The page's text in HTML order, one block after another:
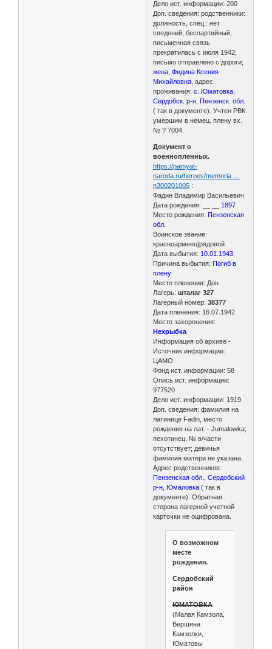
Дело ист. информации: 200
Доп. сведения: родственники:
должность, спец.: нет
сведений; беспартийный;
письменная связь
прекратилась с июля 1942;
письмо отправлено с дороги;
жена, Фидина Ксения
Михайловна , адрес
проживания:с. Юматовка,
Сердобск. р-н, Пензенск. обл.
( так в документе). Учтен РВК
умершим в немец. плену вх.
№ ? 7004.
Документ о
военнопленных.
https://pamyat-
naroda.ru/heroes/memoria …
n300201005 :
Фадин Владимир Васильевич
Дата рождения: __.__. 1897
Место рождения:Пензенская
обл.
Воинское звание:
красноармеец|рядовой
Дата выбытия: 10.01.1943
Причина выбытия:Погиб в
плену
Место пленения: Дон
Лагерь: шталаг 327
Лагерный номер:38377
Дата пленения: 16.07.1942
Место захоронения:
Нехрыбка
Информация об архиве -
Источник информации:
ЦАМО
Фонд ист. информации: 58
Опись ист. информации:
977520
Дело ист. информации: 1919
Доп. сведения: фамилия на
латинице Fadin, место
рождения на лат. - Jumalowka;
пехотинец, № в/части
отсутствует; девичья
фамилия матери не указана.
Адрес родственников:
Пензенская обл., Сердобский
р-н, Юмаловка ( так в
документе). Обратная
сторона лагерной учетной
карточки не оцифрована.
О возможном
месте
рождения.
Сердобский
район
ЮМАТОВКА
(Малая Камзола,
Вершина
Камзолки,
Юматовы